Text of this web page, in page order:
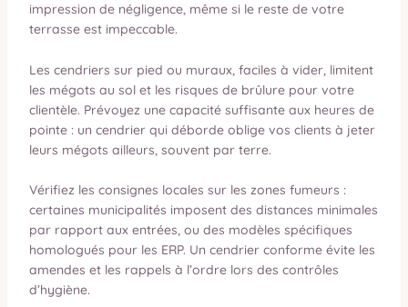
impression de négligence, même si le reste de votre
terrasse est impeccable.
Les cendriers sur pied ou muraux, faciles à vider, limitent
les mégots au sol et les risques de brûlure pour votre
clientèle. Prévoyez une capacité suffisante aux heures de
pointe : un cendrier qui déborde oblige vos clients à jeter
leurs mégots ailleurs, souvent par terre.
Vérifiez les consignes locales sur les zones fumeurs :
certaines municipalités imposent des distances minimales
par rapport aux entrées, ou des modèles spécifiques
homologués pour les ERP. Un cendrier conforme évite les
amendes et les rappels à l’ordre lors des contrôles
d’hygiène.